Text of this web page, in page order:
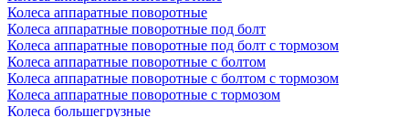
Колеса аппаратные поворотные
Колеса аппаратные поворотные под болт
Колеса аппаратные поворотные под болт с тормозом
Колеса аппаратные поворотные с болтом
Колеса аппаратные поворотные с болтом с тормозом
Колеса аппаратные поворотные с тормозом
Колеса большегрузные